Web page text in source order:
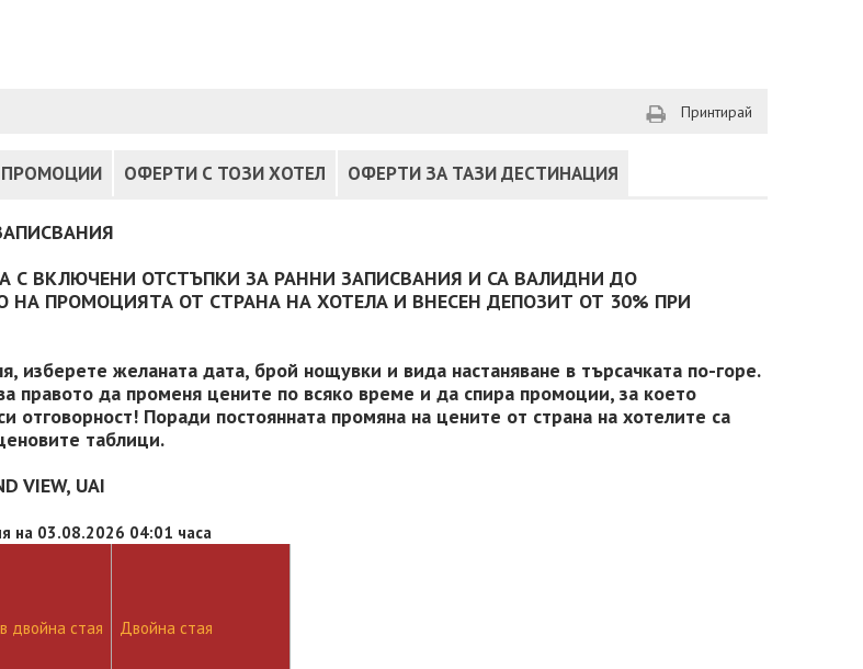
Принтирай
ПРОМОЦИИ ОФЕРТИ С ТОЗИ ХОТЕЛ ОФЕРТИ ЗА ТАЗИ ДЕСТИНАЦИЯ
С ВКЛЮЧЕНИ ОТСТЪПКИ ЗА РАННИ ЗАПИСВАНИЯ И СА ВАЛИДНИ ДО
НА ПРОМОЦИЯТА ОТ СТРАНА НА ХОТЕЛА И ВНЕСЕН ДЕПОЗИТ ОТ 30% ПРИ
изберете желаната дата, брой нощувки и вида настаняване в търсачката по-горе.
правото да променя цените по всяко време и да спира промоции, за което
отговорност! Поради постоянната промяна на цените от страна на хотелите са
таблици.
VIEW, UAI
на 03.08.2026 04:01 часа
двойна стая Двойна стая